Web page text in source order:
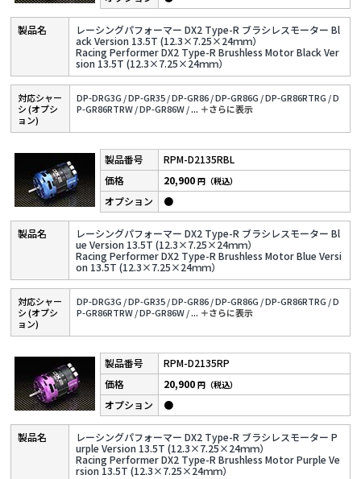
レーシングパフォーマー DX2 Type-R ブラシレスモーター Bl
ack Version 13.5T (12.3×7.25×24ｍｍ）
Racing Performer DX2 Type-R Brushless Motor Black Ver
sion 13.5T (12.3×7.25×24ｍｍ）
対応シャー
シ (オプシ
ョン)
DP-DRG3G /DP-GR35 /DP-GR86 /DP-GR86G /DP-GR86RTRG /D
P-GR86RTRW /DP-GR86W /... ＋さらに表⽰
RPM-D2135RBL
レーシングパフォーマー DX2 Type-R ブラシレスモーター Bl
ue Version 13.5T (12.3×7.25×24ｍｍ）
Racing Performer DX2 Type-R Brushless Motor Blue Versi
on 13.5T (12.3×7.25×24ｍｍ）
20,900円（税込）
●
対応シャー
シ (オプシ
ョン)
DP-DRG3G /DP-GR35 /DP-GR86 /DP-GR86G /DP-GR86RTRG /D
P-GR86RTRW /DP-GR86W /... ＋さらに表⽰
RPM-D2135RP
レーシングパフォーマー DX2 Type-R ブラシレスモーター P
urple Version 13.5T (12.3×7.25×24ｍｍ）
Racing Performer DX2 Type-R Brushless Motor Purple Ve
rsion 13.5T (12.3×7.25×24ｍｍ）
20,900円（税込）
●